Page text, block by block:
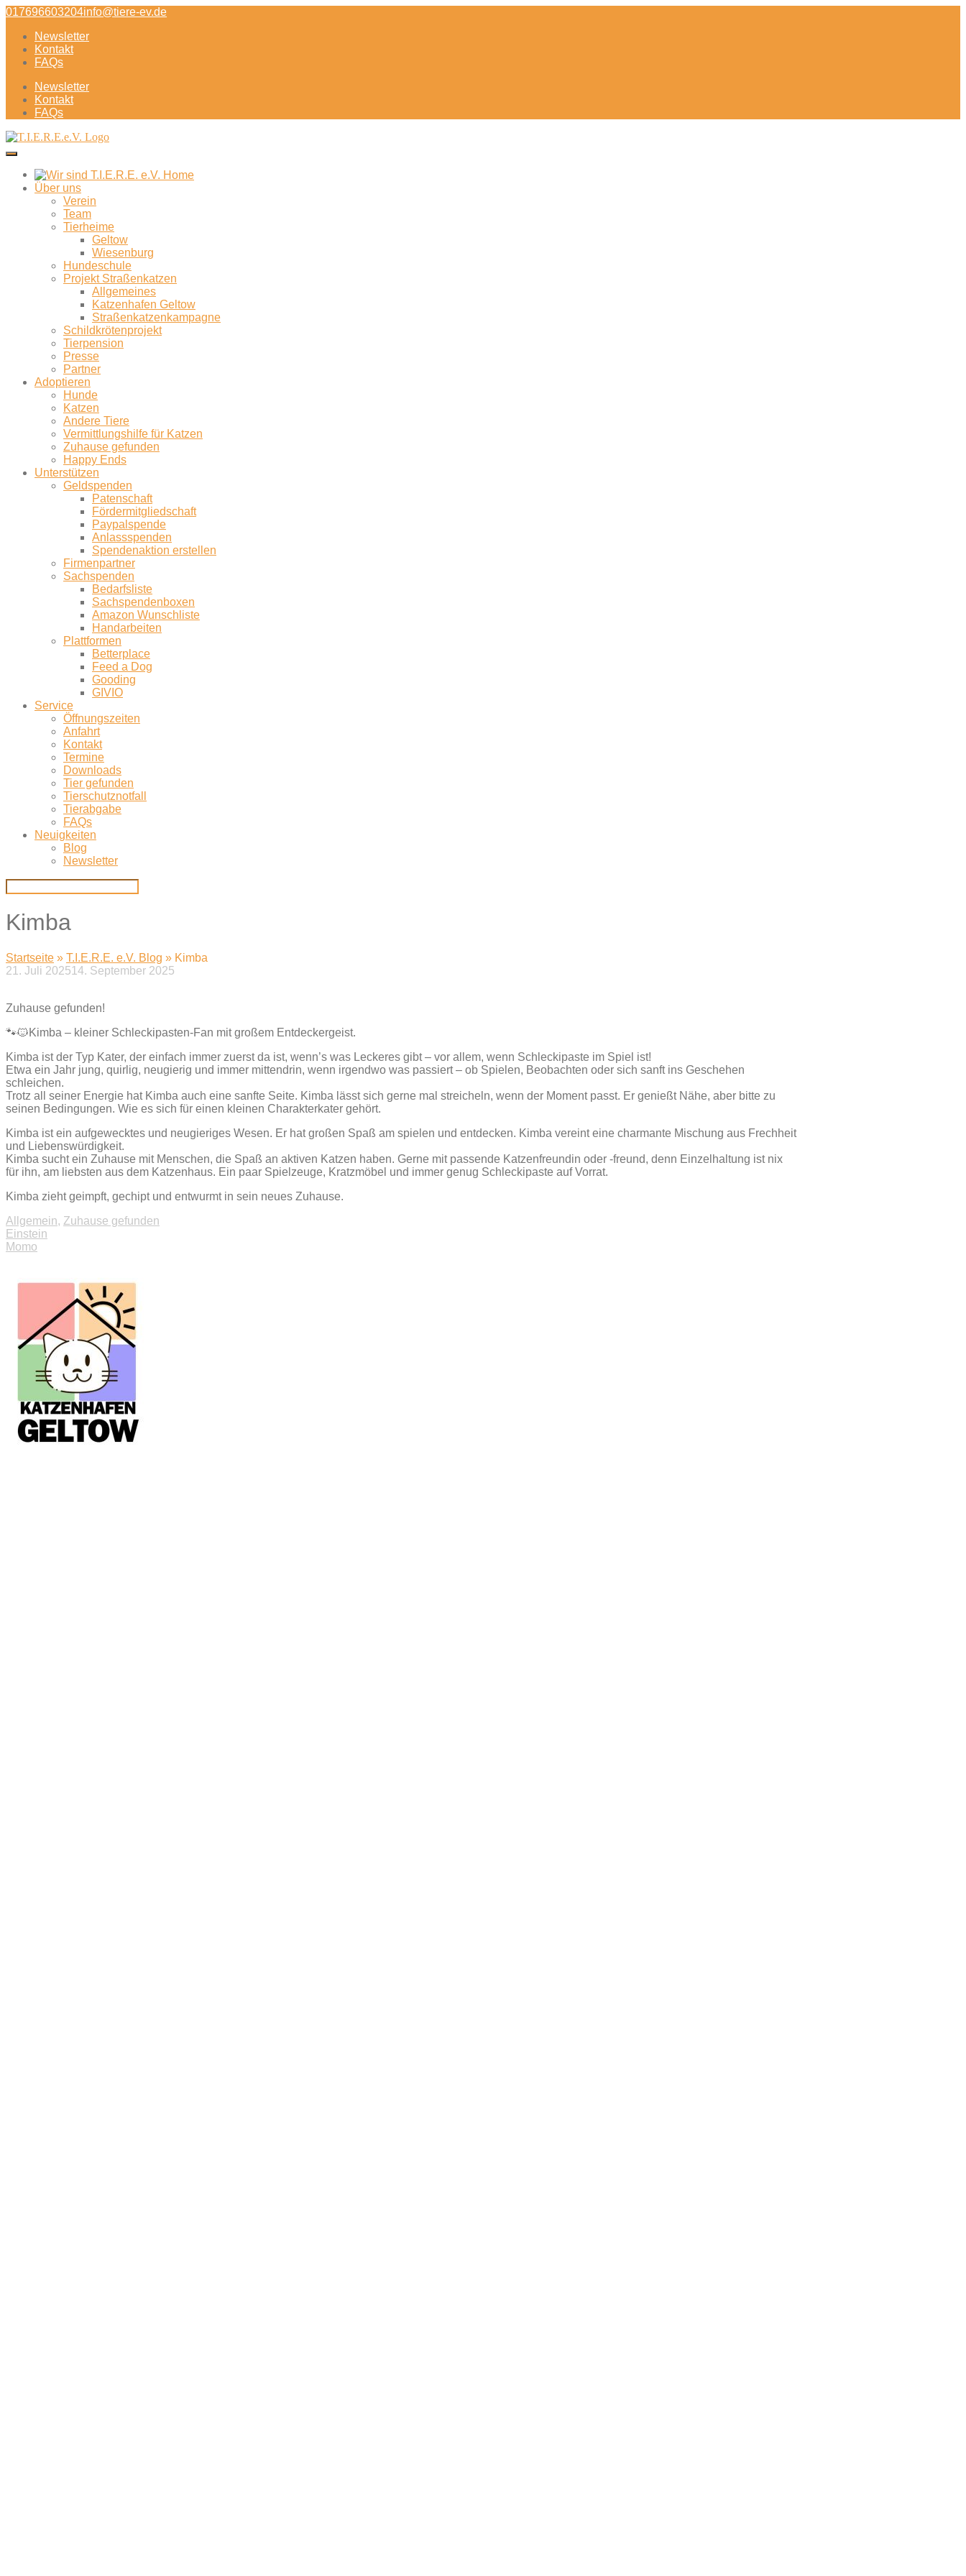
Direkt
Inhalt
017696603204info@tiere-ev.de
Newsletter
Kontakt
FAQs
Newsletter
Kontakt
FAQs
Über uns
Verein
Team
Tierheime
Geltow
Wiesenburg
Hundeschule
Projekt Straßenkatzen
Allgemeines
Katzenhafen Geltow
Straßenkatzenkampagne
Schildkrötenprojekt
Tierpension
Presse
Partner
Adoptieren
Hunde
Katzen
Andere Tiere
Vermittlungshilfe für Katzen
Zuhause gefunden
Happy Ends
Unterstützen
Geldspenden
Patenschaft
Fördermitgliedschaft
Paypalspende
Anlassspenden
Spendenaktion erstellen
Firmenpartner
Sachspenden
Bedarfsliste
Sachspendenboxen
Amazon Wunschliste
Handarbeiten
Plattformen
Betterplace
Feed a Dog
Gooding
GIVIO
Service
Öffnungszeiten
Anfahrt
Kontakt
Termine
Downloads
Tier gefunden
Tierschutznotfall
Tierabgabe
FAQs
Neuigkeiten
Blog
Newsletter
Kimba
Startseite » T.I.E.R.E. e.V. Blog » Kimba
21. Juli 202514. September 2025
Zuhause gefunden!
🐾🐱Kimba – kleiner Schleckipasten-Fan mit großem Entdeckergeist.
Kimba ist der Typ Kater, der einfach immer zuerst da ist, wenn’s was Leckeres gibt – vor allem, wenn Schleckipaste im Spiel ist!
Etwa ein Jahr jung, quirlig, neugierig und immer mittendrin, wenn irgendwo was passiert – ob Spielen, Beobachten oder sich sanft ins Geschehen
schleichen.
Trotz all seiner Energie hat Kimba auch eine sanfte Seite. Kimba lässt sich gerne mal streicheln, wenn der Moment passt. Er genießt Nähe, aber bitte zu
seinen Bedingungen. Wie es sich für einen kleinen Charakterkater gehört.
Kimba ist ein aufgewecktes und neugieriges Wesen. Er hat großen Spaß am spielen und entdecken. Kimba vereint eine charmante Mischung aus Frechheit
und Liebenswürdigkeit.
Kimba sucht ein Zuhause mit Menschen, die Spaß an aktiven Katzen haben. Gerne mit passende Katzenfreundin oder -freund, denn Einzelhaltung ist nix
für ihn, am liebsten aus dem Katzenhaus. Ein paar Spielzeuge, Kratzmöbel und immer genug Schleckipaste auf Vorrat.
Kimba zieht geimpft, gechipt und entwurmt in sein neues Zuhause.
Allgemein, Zuhause gefunden
Beitragsnavigation
Einstein
Momo